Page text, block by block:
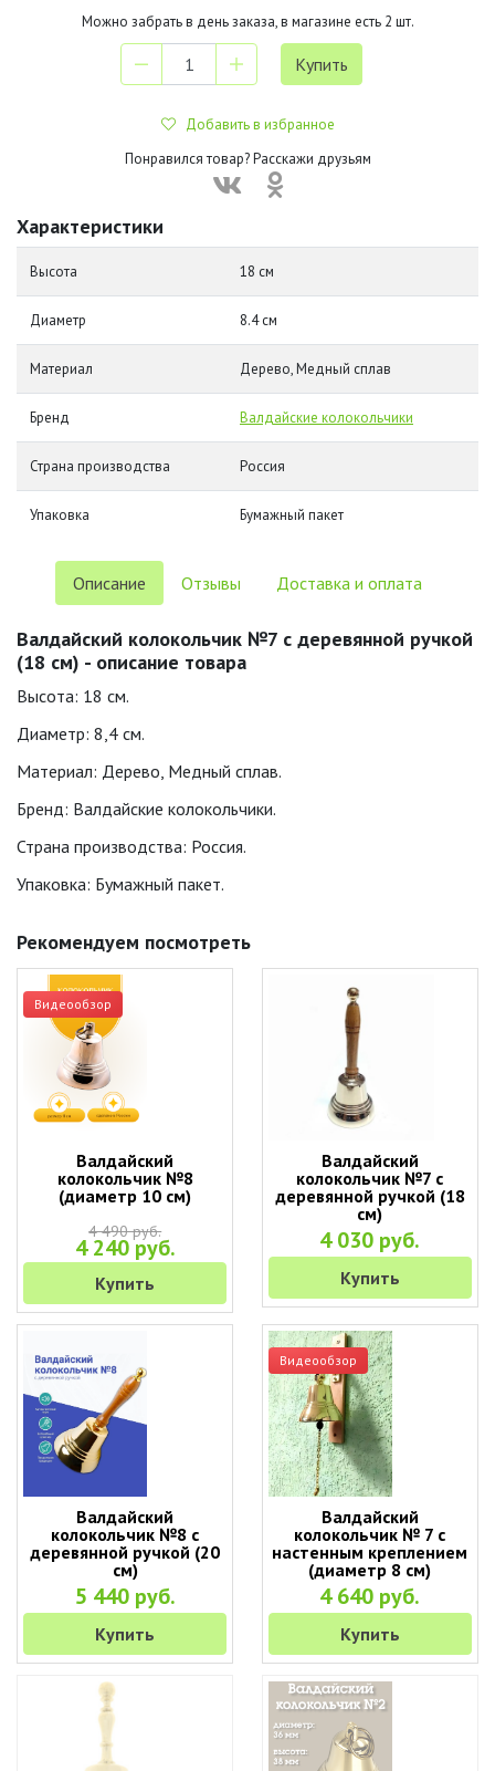
Можно забрать в день заказа, в магазине есть 2 шт.
Добавить в избранное
Понравился товар? Расскажи друзьям
Характеристики
Высота 18 см
Диаметр 8.4 см
Материал Дерево, Медный сплав
Бренд Валдайские колокольчики
Страна производства Россия
Упаковка Бумажный пакет
Описание Отзывы Доставка и оплата
Валдайский колокольчик №7 с деревянной ручкой
(18 см) - описание товара
Высота: 18 см.
Диаметр: 8,4 см.
Материал: Дерево, Медный сплав.
Бренд: Валдайские колокольчики.
Страна производства: Россия.
Упаковка: Бумажный пакет.
Рекомендуем посмотреть
Видеообзор
Валдайский
колокольчик №8
(диаметр 10 см)
4 490 руб.
4 240 руб.
Купить
Валдайский
колокольчик №7 с
деревянной ручкой (18
см)
4 030 руб.
Купить
Валдайский
колокольчик №8 с
деревянной ручкой (20
см)
5 440 руб.
Купить
Видеообзор
Валдайский
колокольчик № 7 с
настенным креплением
(диаметр 8 см)
4 640 руб.
Купить